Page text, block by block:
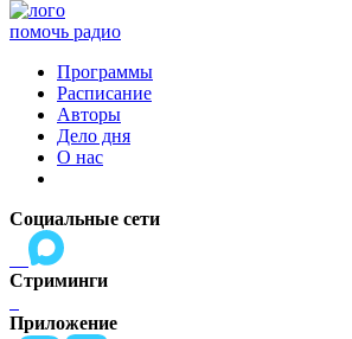
помочь радио
Программы
Расписание
Авторы
Дело дня
О нас
Социальные сети
Стриминги
Приложение